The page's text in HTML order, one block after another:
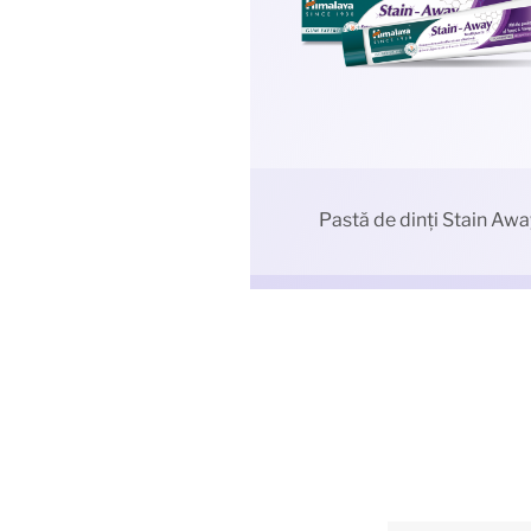
Pastă de dinți Stain